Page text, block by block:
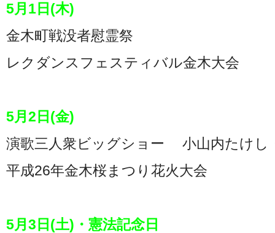
5月1日(木)
金木町戦没者慰霊祭
レクダンスフェスティバル金木大会
5月2日(金)
演歌三人衆ビッグショー 小山内たけし
平成26年金木桜まつり花火大会
5月3日(土)・憲法記念日